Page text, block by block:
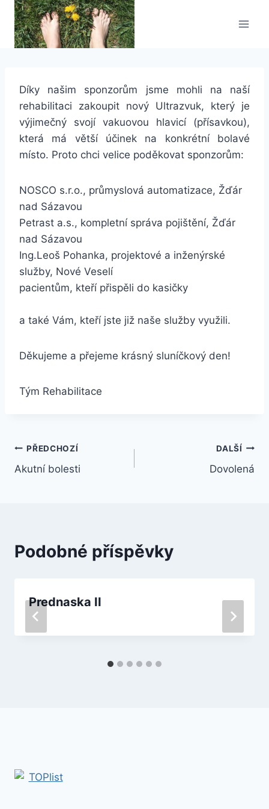
Přeskočit
obsah
Díky našim sponzorům jsme mohli na naší
rehabilitaci zakoupit nový Ultrazvuk, který je
výjimečný svojí vakuovou hlavicí (přísavkou),
která má větší účinek na konkrétní bolavé
místo. Proto chci velice poděkovat sponzorům:
NOSCO s.r.o., průmyslová automatizace, Žďár
nad Sázavou
Petrast a.s., kompletní správa pojištění, Žďár
nad Sázavou
Ing.Leoš Pohanka, projektové a inženýrské
služby, Nové Veselí
pacientům, kteří přispěli do kasičky
a také Vám, kteří jste již naše služby využili.
Děkujeme a přejeme krásný sluníčkový den!
Tým Rehabilitace
Navigace
pro
PŘEDCHOZÍ
Akutní bolesti
DALŠÍ
Dovolená
Podobné příspěvky
Prednaska II